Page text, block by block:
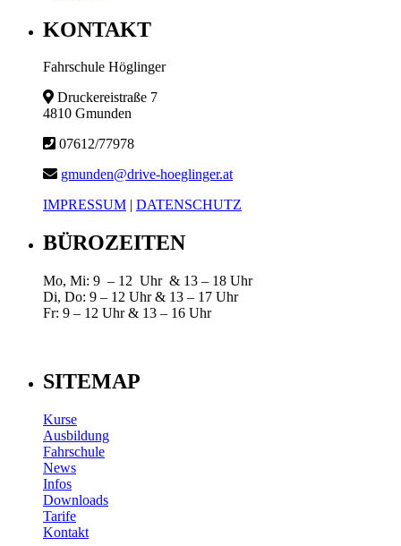
KONTAKT
Fahrschule Höglinger
Druckereistraße 7
4810 Gmunden
07612/77978
gmunden@drive-hoeglinger.at
IMPRESSUM | DATENSCHUTZ
BÜROZEITEN
Mo, Mi: 9 – 12 Uhr & 13 – 18 Uhr
Di, Do: 9 – 12 Uhr & 13 – 17 Uhr
Fr: 9 – 12 Uhr & 13 – 16 Uhr
SITEMAP
Kurse
Ausbildung
Fahrschule
News
Infos
Downloads
Tarife
Kontakt